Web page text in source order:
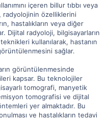
içeren billur tıbbı veya
radyolojinin özelliklerini
hastalıkların veya diğer
Dijital radyoloji, bilgisayarların
kullanılarak, hastanın
sağlar.
görüntülenmesinde
kapsar. Bu teknolojiler
tomografi, manyetik
tomografisi ve dijital
yer almaktadır. Bu
ve hastalıkların tedavi